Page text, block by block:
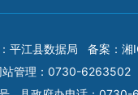
平江县数据局 备案： 湘
站管理：0730-6263502